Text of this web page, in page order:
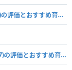
EPセルヒオアグエロ(31周年/無料エピック)の評価とおすすめ育成・スキル追加
EPジェンナーロガットゥーゾ(ミラン/06-07)の評価とおすすめ育成・スキル追加